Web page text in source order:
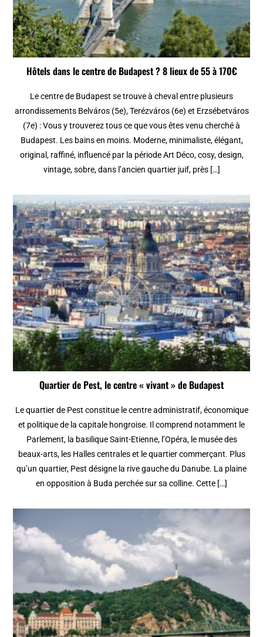
Hôtels dans le centre de Budapest ? 8 lieux de 55 à 170€
Le centre de Budapest se trouve à cheval entre plusieurs
arrondissements Belváros (5e), Terézváros (6e) et Erzsébetváros
(7e) : Vous y trouverez tous ce que vous êtes venu cherché à
Budapest. Les bains en moins. Moderne, minimaliste, élégant,
original, raffiné, influencé par la période Art Déco, cosy, design,
vintage, sobre, dans l’ancien quartier juif, près […]
Quartier de Pest, le centre « vivant » de Budapest
Le quartier de Pest constitue le centre administratif, économique
et politique de la capitale hongroise. Il comprend notamment le
Parlement, la basilique Saint-Etienne, l’Opéra, le musée des
beaux-arts, les Halles centrales et le quartier commerçant. Plus
qu’un quartier, Pest désigne la rive gauche du Danube. La plaine
en opposition à Buda perchée sur sa colline. Cette […]